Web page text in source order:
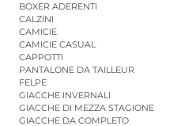
BOXER ADERENTI
CALZINI
CAMICIE
CAMICIE CASUAL
CAPPOTTI
PANTALONE DA TAILLEUR
FELPE
GIACCHE INVERNALI
GIACCHE DI MEZZA STAGIONE
GIACCHE DA COMPLETO